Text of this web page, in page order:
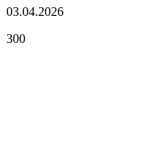
03.04.2026
300